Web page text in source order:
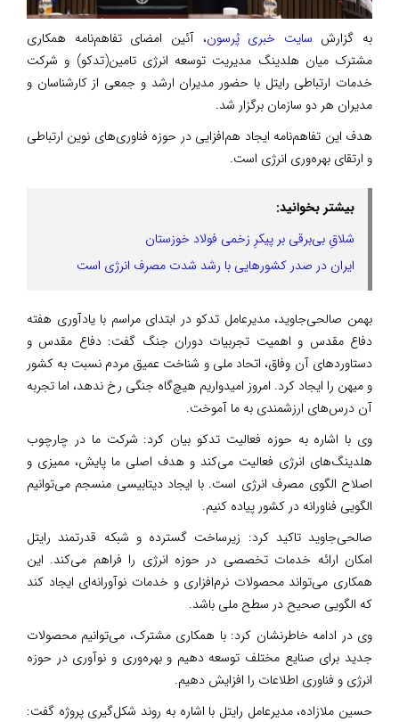
به گزارش سایت خبری پُرسون، آئین امضای تفاهم‌نامه همکاری
مشترک میان هلدینگ مدیریت توسعه انرژی تامین(تدکو) و شرکت
خدمات ارتباطی رایتل با حضور مدیران ارشد و جمعی از کارشناسان و
مدیران هر دو سازمان برگزار شد.
هدف این تفاهم‌نامه ایجاد هم‌افزایی در حوزه فناوری‌های نوین ارتباطی
و ارتقای بهره‌وری انرژی است.
بیشتر بخوانید:
شلاقِ بی‌برقی بر پیکرِ زخمی فولاد خوزستان
ایران در صدر کشورهایی با رشد شدت مصرف انرژی است
بهمن صالحی‌جاوید، مدیرعامل تدکو در ابتدای مراسم با یادآوری هفته
دفاع مقدس و اهمیت تجربیات دوران جنگ گفت: دفاع مقدس و
دستاوردهای آن وفاق، اتحاد ملی و شناخت عمیق مردم نسبت به کشور
و میهن را ایجاد کرد. امروز امیدواریم هیچ‌گاه جنگی رخ ندهد، اما تجربه
آن درس‌های ارزشمندی به ما آموخت.
وی با اشاره به حوزه فعالیت تدکو بیان کرد: شرکت ما در چارچوب
هلدینگ‌های انرژی فعالیت می‌کند و هدف اصلی ما پایش، ممیزی و
اصلاح الگوی مصرف انرژی است. با ایجاد دیتابیسی منسجم می‌توانیم
الگویی فناورانه در کشور پیاده کنیم.
صالحی‌جاوید تاکید کرد: زیرساخت گسترده و شبکه قدرتمند رایتل
امکان ارائه خدمات تخصصی در حوزه انرژی را فراهم می‌کند. این
همکاری می‌تواند محصولات نرم‌افزاری و خدمات نوآورانه‌ای ایجاد کند
که الگویی صحیح در سطح ملی باشد.
وی در ادامه خاطرنشان کرد: با همکاری مشترک، می‌توانیم محصولات
جدید برای صنایع مختلف توسعه دهیم و بهره‌وری و نوآوری در حوزه
انرژی و فناوری اطلاعات را افزایش دهیم.
حسین ملازاده، مدیرعامل رایتل با اشاره به روند شکل‌گیری پروژه گفت: